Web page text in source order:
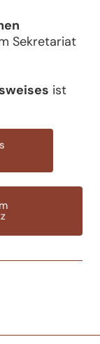
Sekretariat
ist